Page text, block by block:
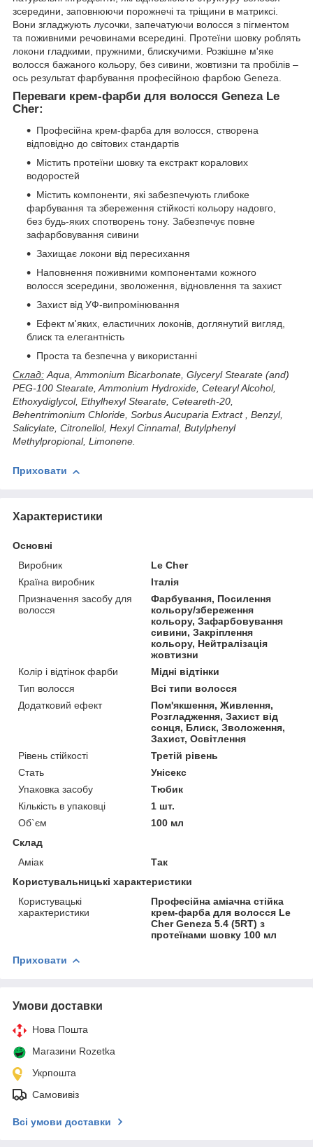
зсередини, заповнюючи порожнечі та тріщини в матриксі.
Вони згладжують лусочки, запечатуючи волосся з пігментом
та поживними речовинами всередині. Протеїни шовку роблять
локони гладкими, пружними, блискучими. Розкішне м'яке
волосся бажаного кольору, без сивини, жовтизни та пробілів –
ось результат фарбування професійною фарбою Genezа.
Переваги крем-фарби для волосся Geneza Le
Cher:
Професійна крем-фарба для волосся, створена
відповідно до світових стандартів
Містить протеїни шовку та екстракт коралових
водоростей
Містить компоненти, які забезпечують глибоке
фарбування та збереження стійкості кольору надовго,
без будь-яких спотворень тону. Забезпечує повне
зафарбовування сивини
Захищає локони від пересихання
Наповнення поживними компонентами кожного
волосся зсередини, зволоження, відновлення та захист
Захист від УФ-випромінювання
Ефект м'яких, еластичних локонів, доглянутий вигляд,
блиск та елегантність
Проста та безпечна у використанні
Склад:Aqua, Ammonium Bicarbonate, Glyceryl Stearate (and)
PEG-100 Stearate, Ammonium Hydroxide, Cetearyl Alcohol,
Ethoxydiglycol, Ethylhexyl Stearate, Ceteareth-20,
Behentrimonium Chloride, Sorbus Aucuparia Extract , Benzyl,
Salicylate, Citronellol, Hexyl Cinnamal, Butylphenyl
Methylpropional, Limonene.
Приховати
Характеристики
Основні
Виробник
Le Cher
Країна виробник
Італія
Призначення засобу для
волосся
Фарбування, Посилення
кольору/збереження
кольору, Зафарбовування
сивини, Закріплення
кольору, Нейтралізація
жовтизни
Колір і відтінок фарби
Мідні відтінки
Тип волосся
Всі типи волосся
Додатковий ефект
Пом'якшення, Живлення,
Розгладження, Захист від
сонця, Блиск, Зволоження,
Захист, Освітлення
Рівень стійкості
Третій рівень
Стать
Унісекс
Упаковка засобу
Тюбик
Кількість в упаковці
1 шт.
Об`єм
100 мл
Склад
Аміак
Так
Користувальницькі характеристики
Користувацькі
характеристики
Професійна аміачна стійка
крем-фарба для волосся Le
Cher Geneza 5.4 (5RT) з
протеїнами шовку 100 мл
Приховати
Умови доставки
Нова Пошта
Магазини Rozetka
Укрпошта
Самовивіз
Всі умови доставки